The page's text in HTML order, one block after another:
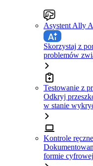
Asystent Ally
Skorzystaj z
problemów
Testowanie z
Odkryj
w stanie
Kontrole ręczne
formie cyfrowej